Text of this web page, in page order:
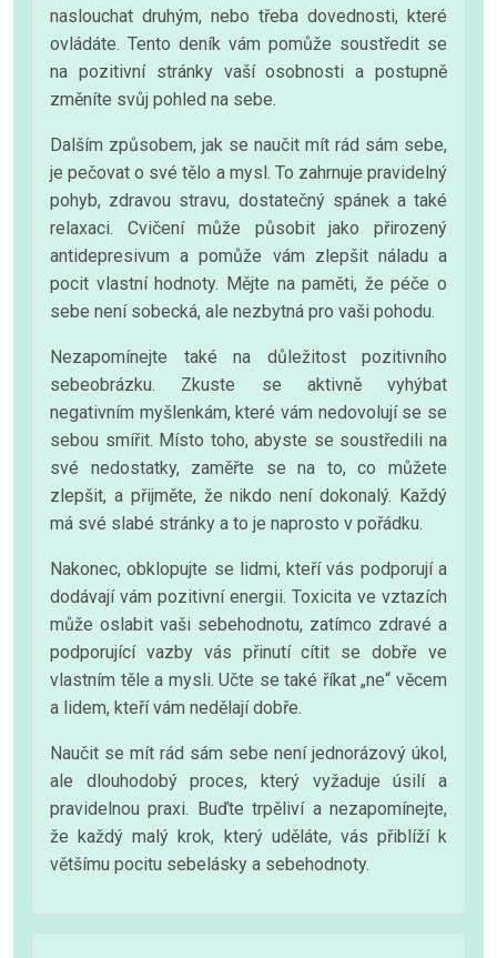
naslouchat druhým, nebo třeba dovednosti, které
ovládáte. Tento deník vám pomůže soustředit se
na pozitivní stránky vaší osobnosti a postupně
změníte svůj pohled na sebe.
Dalším způsobem, jak se naučit mít rád sám sebe,
je pečovat o své tělo a mysl. To zahrnuje pravidelný
pohyb, zdravou stravu, dostatečný spánek a také
relaxaci. Cvičení může působit jako přirozený
antidepresivum a pomůže vám zlepšit náladu a
pocit vlastní hodnoty. Mějte na paměti, že péče o
sebe není sobecká, ale nezbytná pro vaši pohodu.
Nezapomínejte také na důležitost pozitivního
sebeobrázku. Zkuste se aktivně vyhýbat
negativním myšlenkám, které vám nedovolují se se
sebou smířit. Místo toho, abyste se soustředili na
své nedostatky, zaměřte se na to, co můžete
zlepšit, a přijměte, že nikdo není dokonalý. Každý
má své slabé stránky a to je naprosto v pořádku.
Nakonec, obklopujte se lidmi, kteří vás podporují a
dodávají vám pozitivní energii. Toxicita ve vztazích
může oslabit vaši sebehodnotu, zatímco zdravé a
podporující vazby vás přinutí cítit se dobře ve
vlastním těle a mysli. Učte se také říkat „ne“ věcem
a lidem, kteří vám nedělají dobře.
Naučit se mít rád sám sebe není jednorázový úkol,
ale dlouhodobý proces, který vyžaduje úsilí a
pravidelnou praxi. Buďte trpěliví a nezapomínejte,
že každý malý krok, který uděláte, vás přiblíží k
většímu pocitu sebelásky a sebehodnoty.